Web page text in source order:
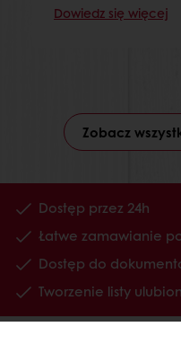
Dowiedz się więcej
Zobacz
Dostęp przez 24h
Łatwe zamawianie
Dostęp do
Tworzenie listy